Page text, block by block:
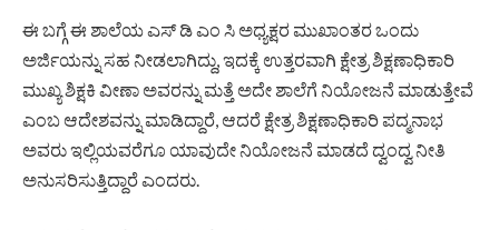
ಈ ಬಗ್ಗೆ ಈ ಶಾಲೆಯ ಎಸ್ ಡಿ ಎಂ ಸಿ ಅಧ್ಯಕ್ಷರ ಮುಖಾಂತರ ಒಂದು
ಅರ್ಜಿಯನ್ನು ಸಹ ನೀಡಲಾಗಿದ್ದು, ಇದಕ್ಕೆ ಉತ್ತರವಾಗಿ ಕ್ಷೇತ್ರ ಶಿಕ್ಷಣಾಧಿಕಾರಿ
ಮುಖ್ಯ ಶಿಕ್ಷಕಿ ವೀಣಾ ಅವರನ್ನು ಮತ್ತೆ ಅದೇ ಶಾಲೆಗೆ ನಿಯೋಜನೆ ಮಾಡುತ್ತೇವೆ
ಎಂಬ ಆದೇಶವನ್ನು ಮಾಡಿದ್ದಾರೆ, ಆದರೆ ಕ್ಷೇತ್ರ ಶಿಕ್ಷಣಾಧಿಕಾರಿ ಪದ್ಮನಾಭ
ಅವರು ಇಲ್ಲಿಯವರೆಗೂ ಯಾವುದೇ ನಿಯೋಜನೆ ಮಾಡದೆ ದ್ವಂದ್ವ ನೀತಿ
ಅನುಸರಿಸುತ್ತಿದ್ದಾರೆ ಎಂದರು.